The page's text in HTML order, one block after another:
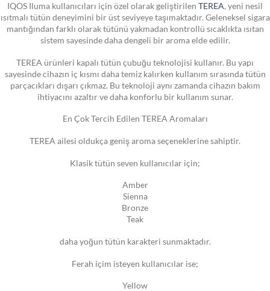
IQOS Iluma kullanıcıları için özel olarak geliştirilen TEREA, yeni nesil
ısıtmalı tütün deneyimini bir üst seviyeye taşımaktadır. Geleneksel sigara
mantığından farklı olarak tütünü yakmadan kontrollü sıcaklıkta ısıtan
sistem sayesinde daha dengeli bir aroma elde edilir.
TEREA ürünleri kapalı tütün çubuğu teknolojisi kullanır. Bu yapı
sayesinde cihazın iç kısmı daha temiz kalırken kullanım sırasında tütün
parçacıkları dışarı çıkmaz. Bu teknoloji aynı zamanda cihazın bakım
ihtiyacını azaltır ve daha konforlu bir kullanım sunar.
En Çok Tercih Edilen TEREA Aromaları
TEREA ailesi oldukça geniş aroma seçeneklerine sahiptir.
Klasik tütün seven kullanıcılar için;
Amber
Sienna
Bronze
Teak
daha yoğun tütün karakteri sunmaktadır.
Ferah içim isteyen kullanıcılar ise;
Yellow